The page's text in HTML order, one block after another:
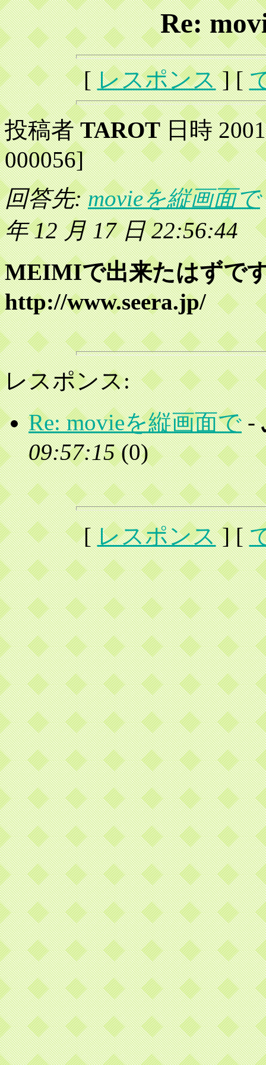
Re:
[レスポンス] [
投稿者TAROT日時
000056]
回答先:movieを縦画面で
年 12 月 17 日 22:56:44
MEIMIで出来たはずで
http://www.seera.jp/
レスポンス:
Re: movieを縦画面で-
09:57:15(0)
[レスポンス] [